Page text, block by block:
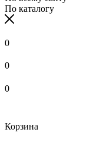
По каталогу
0
0
0
Корзина